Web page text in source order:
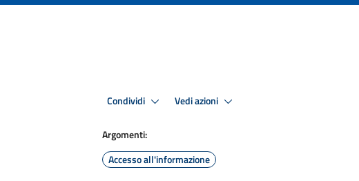
Condividi Vedi azioni
Argomenti:
Accesso all'informazione